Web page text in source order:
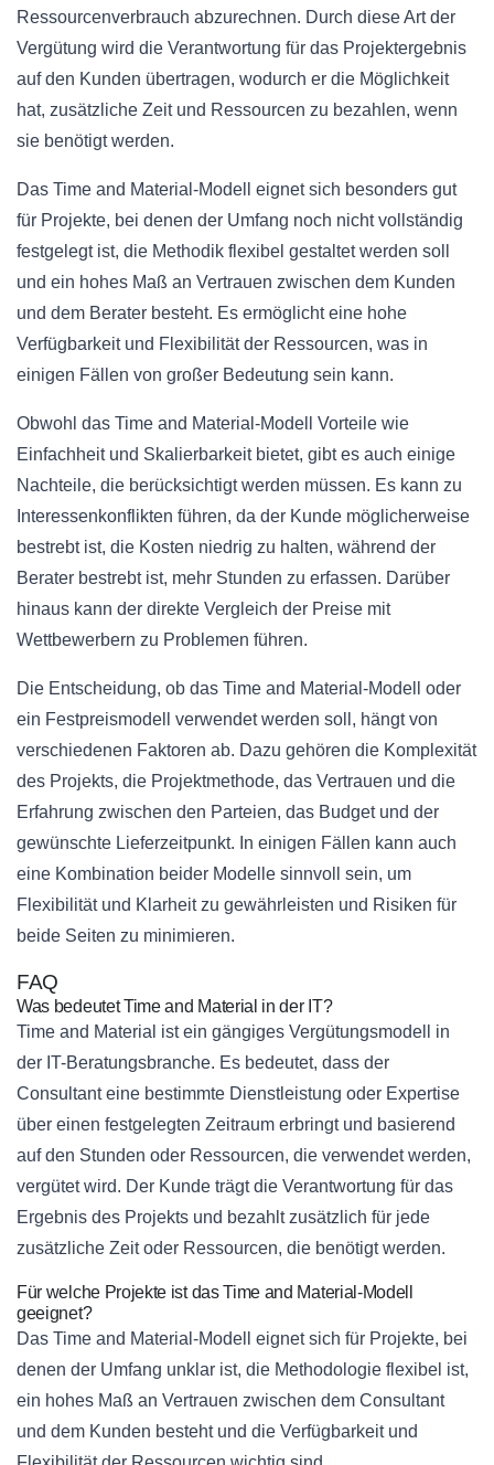
Ressourcenverbrauch abzurechnen. Durch diese Art der
Vergütung wird die Verantwortung für das Projektergebnis
auf den Kunden übertragen, wodurch er die Möglichkeit
hat, zusätzliche Zeit und Ressourcen zu bezahlen, wenn
sie benötigt werden.
Das Time and Material-Modell eignet sich besonders gut
für Projekte, bei denen der Umfang noch nicht vollständig
festgelegt ist, die Methodik flexibel gestaltet werden soll
und ein hohes Maß an Vertrauen zwischen dem Kunden
und dem Berater besteht. Es ermöglicht eine hohe
Verfügbarkeit und Flexibilität der Ressourcen, was in
einigen Fällen von großer Bedeutung sein kann.
Obwohl das Time and Material-Modell Vorteile wie
Einfachheit und Skalierbarkeit bietet, gibt es auch einige
Nachteile, die berücksichtigt werden müssen. Es kann zu
Interessenkonflikten führen, da der Kunde möglicherweise
bestrebt ist, die Kosten niedrig zu halten, während der
Berater bestrebt ist, mehr Stunden zu erfassen. Darüber
hinaus kann der direkte Vergleich der Preise mit
Wettbewerbern zu Problemen führen.
Die Entscheidung, ob das Time and Material-Modell oder
ein Festpreismodell verwendet werden soll, hängt von
verschiedenen Faktoren ab. Dazu gehören die Komplexität
des Projekts, die Projektmethode, das Vertrauen und die
Erfahrung zwischen den Parteien, das Budget und der
gewünschte Lieferzeitpunkt. In einigen Fällen kann auch
eine Kombination beider Modelle sinnvoll sein, um
Flexibilität und Klarheit zu gewährleisten und Risiken für
beide Seiten zu minimieren.
FAQ
Was bedeutet Time and Material in der IT?
Time and Material ist ein gängiges Vergütungsmodell in
der IT-Beratungsbranche. Es bedeutet, dass der
Consultant eine bestimmte Dienstleistung oder Expertise
über einen festgelegten Zeitraum erbringt und basierend
auf den Stunden oder Ressourcen, die verwendet werden,
vergütet wird. Der Kunde trägt die Verantwortung für das
Ergebnis des Projekts und bezahlt zusätzlich für jede
zusätzliche Zeit oder Ressourcen, die benötigt werden.
Für welche Projekte ist das Time and Material-Modell
geeignet?
Das Time and Material-Modell eignet sich für Projekte, bei
denen der Umfang unklar ist, die Methodologie flexibel ist,
ein hohes Maß an Vertrauen zwischen dem Consultant
und dem Kunden besteht und die Verfügbarkeit und